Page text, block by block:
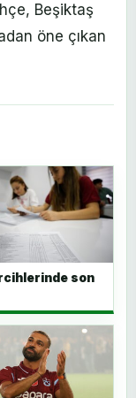
Beşiktaş
öne çıkan
son